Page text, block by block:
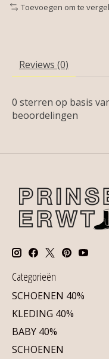
Toevoegen om te
Reviews (0)
0 sterren op basis
beoordelingen
Categorieën
SCHOENEN 40%
KLEDING 40%
BABY 40%
SCHOENEN